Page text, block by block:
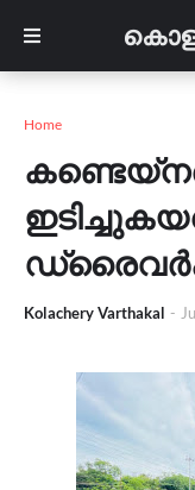
Home
Kolachery Varthakal -